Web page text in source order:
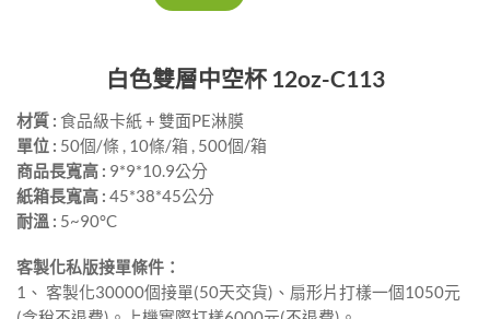
白色雙層中空杯 12oz-C113
材質 : 食品級卡紙 + 雙面PE淋膜
單位 : 50個/條 , 10條/箱 , 500個/箱
商品長寬高 : 9*9*10.9公分
紙箱長寬高 : 45*38*45公分
耐溫 : 5~90°C
客製化私版接單條件：
1、 客製化30000個接單(50天交貨)、扇形片打樣一個1050元